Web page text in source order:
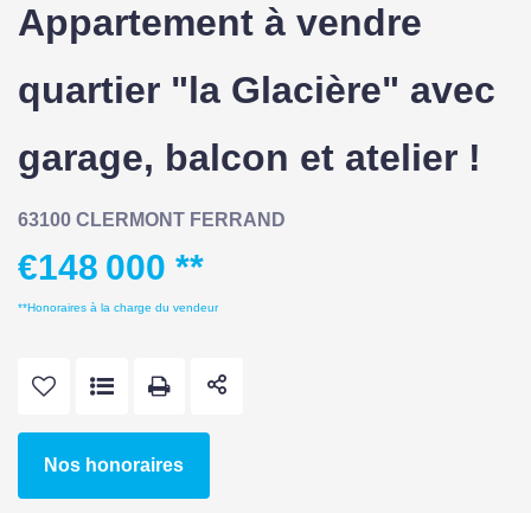
Appartement à vendre
quartier "la Glacière" avec
garage, balcon et atelier !
63100 CLERMONT FERRAND
€148 000 **
**Honoraires à la charge du vendeur
Nos honoraires